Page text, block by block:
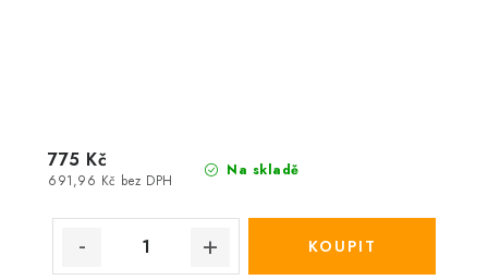
Na skladě
691,96 Kč bez DPH
775 Kč